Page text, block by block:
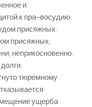
и
к пра¬восудию.
присяжных.
присяжных,
неприкосновенно.
тюремному
ущерба